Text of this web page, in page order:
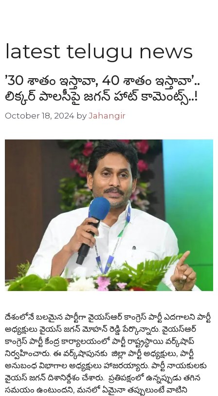
latest telugu news
’30 శాతం ఇస్తావా, 40 శాతం ఇస్తావా’..
లిక్కర్ పాలసీపై జగన్ హాట్ కామెంట్స్..!
October 18, 2024 by Jahangir
దేశంలోనే బలమైన పార్టీగా వైయ‌స్ఆర్ కాంగ్రెస్ పార్టీ ఎదగాలని పార్టీ
అధ్య‌క్షులు వైయ‌స్ జ‌గ‌న్ మోహ‌న్ రెడ్డి పేర్కొన్నారు. వైయ‌స్ఆర్
కాంగ్రెస్‌ పార్టీ కేంద్ర కార్యాలయంలో పార్టీ రాష్ట్రస్ధాయి వర్క్‌షాప్
నిర్వ‌హించారు. ఈ వర్క్‌షాపునకు జిల్లా పార్టీ అధ్యక్షులు, పార్టీ
అనుబంధ విభాగాల అధ్యక్షులు హాజ‌ర‌య్యారు. పార్టీ నాయ‌కుల‌కు
వైయ‌స్ జ‌గ‌న్ దిశానిర్దేశం చేశారు. ప్రతిపక్షంలో ఉన్నప్పుడు తగిన
సమయం ఉంటుందని, మనలో ఏమైనా తప్పులుంటే వాటిని